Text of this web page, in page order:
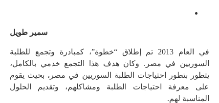
سمير طويل
في العام 2013 تم إطلاق “خطوة”، كمبادرة وتجمع للطلبة
السوريين في مصر. وكان هدف هذا التجمع خدمي بالكامل،
يتطور بتطور احتياجات الطلبة السوريين في مصر، بحيث يقوم
على معرفة احتياجات الطلبة ومشاكلهم، وتقديم الحلول
المناسبة لهم.